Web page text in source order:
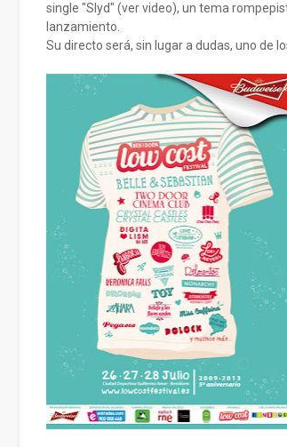
single "Slyd" (ver video), un tema
lanzamiento.
Su directo será, sin lugar a dudas, uno de